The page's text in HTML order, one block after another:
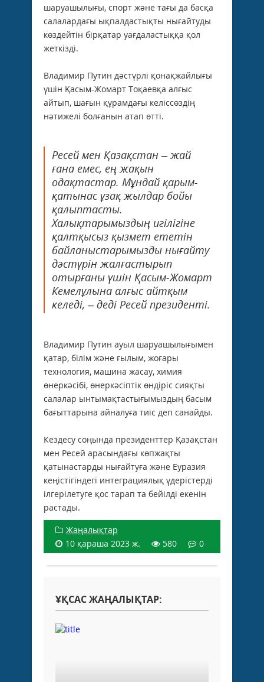
шаруашылығы, спорт және тағы да басқа
салалардағы ықпалдастықты нығайтуды
көздейтін бірқатар уағдаластыққа қол
жеткізді.
Владимир Путин дәстүрлі қонақжайлығы
үшін Қасым-Жомарт Тоқаевқа алғыс
айтып, шағын құрамдағы келіссөздің
нәтижелі болғанын атап өтті.
Ресей мен Қазақстан – жай
ғана емес, ең жақын
одақтастар. Мұндай қарым-
қатынас ұзақ жылдар бойы
қалыптасты.
Халықтарымыздың игілігіне
қалтқысыз қызмет ететін
байланыстарымызды нығайту
дәстүрін жалғастырып
отырғаны үшін Қасым-Жомарт
Кемелұлына алғыс айтқым
келеді, – деді Ресей президенті.
Владимир Путин ауыл шаруашылығымен
қатар, білім және ғылым, жоғары
технология, машина жасау, химия
өнеркәсібі, өнеркәсіптік өндіріс сияқты
салалар ынтымақтастығымыздың басым
бағыттарына айналуға тиіс деп санайды.
Кездесу соңында президенттер Қазақстан
мен Ресей арасындағы көпжақты
қатынастарды нығайтуға және Еуразия
кеңістігіндегі интеграциялық үдерістерді
ілгерілетуге қос тарап та бейілді екенін
растады.
Жаңалықтар
10 қараша 2023 ж.
580 0
ҰҚСАС ЖАҢАЛЫҚТАР: